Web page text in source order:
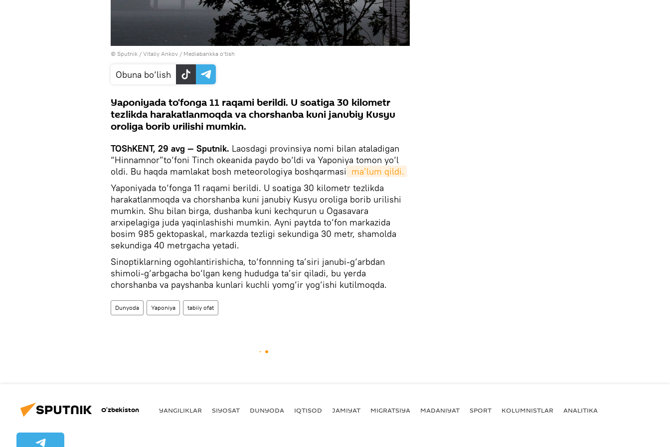
© Sputnik / Vitaliy Ankov / Mediabankka o‘tish
Obuna bo‘lish
Yaponiyada to‘fonga 11 raqami berildi. U soatiga 30 kilometr
tezlikda harakatlanmoqda va chorshanba kuni janubiy Kusyu
oroliga borib urilishi mumkin.
TOShKENT, 29 avg — Sputnik. Laosdagi provinsiya nomi bilan ataladigan
“Hinnamnor”to‘foni Tinch okeanida paydo bo‘ldi va Yaponiya tomon yo‘l
oldi. Bu haqda mamlakat bosh meteorologiya boshqarmasi ma’lum qildi.
Yaponiyada to‘fonga 11 raqami berildi. U soatiga 30 kilometr tezlikda
harakatlanmoqda va chorshanba kuni janubiy Kusyu oroliga borib urilishi
mumkin. Shu bilan birga, dushanba kuni kechqurun u Ogasavara
arxipelagiga juda yaqinlashishi mumkin. Ayni paytda to‘fon markazida
bosim 985 gektopaskal, markazda tezligi sekundiga 30 metr, shamolda
sekundiga 40 metrgacha yetadi.
Sinoptiklarning ogohlantirishicha, to‘fonnning ta’siri janubi-g‘arbdan
shimoli-g‘arbgacha bo‘lgan keng hududga ta’sir qiladi, bu yerda
chorshanba va payshanba kunlari kuchli yomg‘ir yog‘ishi kutilmoqda.
Dunyoda Yaponiya tabiiy ofat
O‘zbekiston YANGILIKLAR SIYOSAT DUNYODA IQTISOD JAMIYAT MIGRATSIYA MADANIYAT SPORT KOLUMNISTLAR ANALITIKA